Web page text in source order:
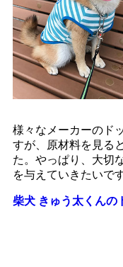
様々なメーカーのド
すが、原材料を見る
た。やっぱり、大切
を与えていきたいです
柴犬 きゅう太くんの